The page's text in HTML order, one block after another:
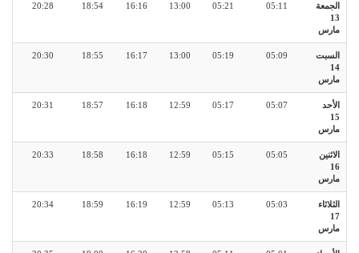
الجمعة
13
مارس
05:11
05:21
13:00
16:16
18:54
20:28
السبت
14
مارس
05:09
05:19
13:00
16:17
18:55
20:30
الأحد
15
مارس
05:07
05:17
12:59
16:18
18:57
20:31
الاثنين
16
مارس
05:05
05:15
12:59
16:18
18:58
20:33
الثلاثاء
17
مارس
05:03
05:13
12:59
16:19
18:59
20:34